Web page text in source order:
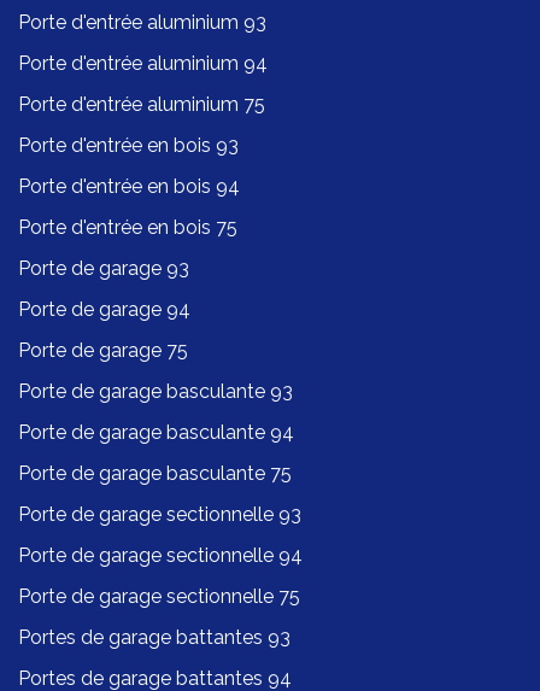
Porte d'entrée aluminium 93
Porte d'entrée aluminium 94
Porte d'entrée aluminium 75
Porte d'entrée en bois 93
Porte d'entrée en bois 94
Porte d'entrée en bois 75
Porte de garage 93
Porte de garage 94
Porte de garage 75
Porte de garage basculante 93
Porte de garage basculante 94
Porte de garage basculante 75
Porte de garage sectionnelle 93
Porte de garage sectionnelle 94
Porte de garage sectionnelle 75
Portes de garage battantes 93
Portes de garage battantes 94